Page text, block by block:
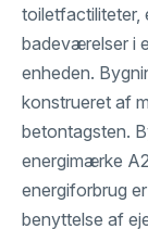
toiletfactiliteter,
badeværelser i
enheden.
konstrueret af
betontagsten.
energimærke
energiforbrug
benyttelse af